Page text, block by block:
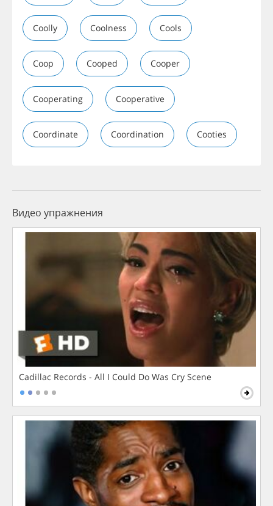
Coolly Coolness Cools
Coop Cooped Cooper
Cooperating Cooperative
Coordinate Coordination Cooties
Видео упражнения
Cadillac Records - All I Could Do Was Cry Scene